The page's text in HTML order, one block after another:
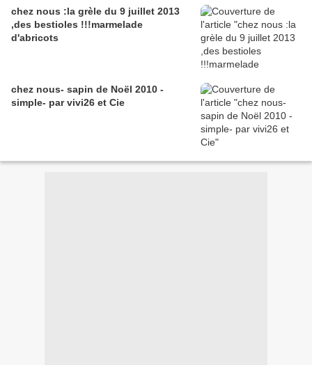
chez nous :la grèle du 9 juillet 2013
,des bestioles !!!marmelade
d'abricots
chez nous- sapin de Noël 2010 -
simple- par vivi26 et Cie